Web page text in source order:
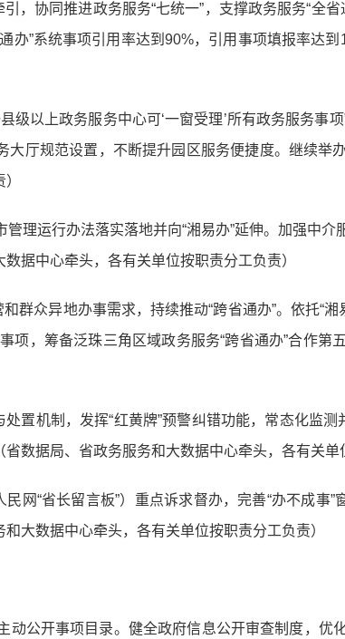
，协同推进政务服务“七统一”，支撑政务服务“全
办”系统事项引用率达到90%，引用事项填报率达
级以上政务服务中心可‘一窗受理’所有政务服务事
厅规范设置，不断提升园区服务便捷度。继续举
理运行办法落实落地并向“湘易办”延伸。加强中介
据中心牵头，各有关单位按职责分工负责）
群众异地办事需求，持续推动“跨省通办”。依托“
项，筹备泛珠三角区域政务服务“跨省通办”合作
置机制，发挥“红黄牌”预警纠错功能，常态化监
数据局、省政务服务和大数据中心牵头，各有关单
网“省长留言板”）重点诉求督办，完善“办不成事
大数据中心牵头，各有关单位按职责分工负责）
动公开事项目录。健全政府信息公开审查制度，优